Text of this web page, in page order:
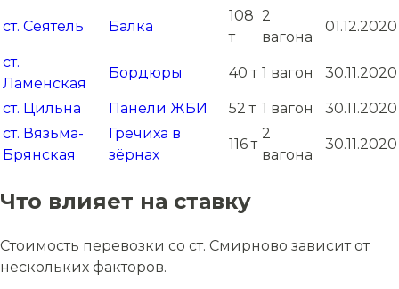
ст. Сеятель Балка
108
т
2
вагона
01.12.2020
ст.
Ламенская
Бордюры 40 т 1 вагон 30.11.2020
ст. Цильна Панели ЖБИ 52 т 1 вагон
30.11.2020
ст. Вязьма-
Брянская
Гречиха в
зёрнах
116 т
2
вагона
30.11.2020
Что влияет на ставку
Стоимость перевозки со ст. Смирново зависит от
нескольких факторов.